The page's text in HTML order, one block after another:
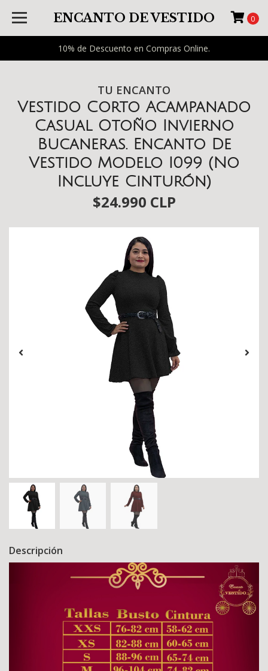
10% de Descuento en Compras Online.
ENCANTO DE VESTIDO 0
TU ENCANTO
Vestido Corto Acampanado
Casual Otoño Invierno
Bucaneras. Encanto De
Vestido Modelo I099 (No
Incluye Cinturón)
$24.990 CLP
Descripción